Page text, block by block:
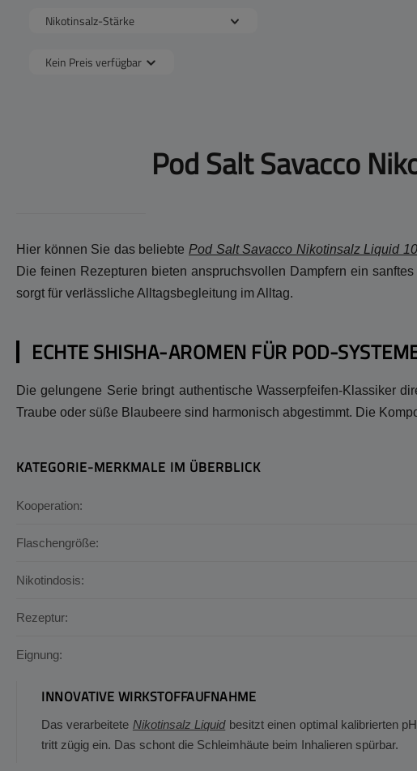
Nikotinsalz-Stärke
Kein Preis verfügbar
Pod Salt Savacco
Hier können Sie das beliebte Pod Salt Savacco Nikotinsalz Liquid
Die feinen Rezepturen bieten anspruchsvollen Dampfern ein
sorgt für verlässliche Alltagsbegleitung im Alltag.
ECHTE SHISHA-AROMEN FÜR POD-
Die gelungene Serie bringt authentische Wasserpfeifen-Klassiker
Traube oder süße Blaubeere sind harmonisch abgestimmt. Die
KATEGORIE-MERKMALE IM ÜBERBLICK
Kooperation:
Flaschengröße:
Nikotindosis:
Rezeptur:
Eignung:
INNOVATIVE WIRKSTOFFAUFNAHME
Das verarbeitete Nikotinsalz Liquidbesitzt einen optimal kalibrierten
tritt zügig ein. Das schont die Schleimhäute beim Inhalieren spürbar.